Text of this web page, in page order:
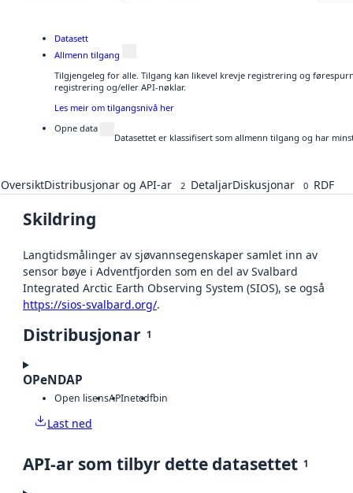
Datasett
Allmenn tilgang
Tilgjengeleg for alle. Tilgang kan likevel krevje registrering og
registrering og/eller API-nøklar.
Les meir om tilgangsnivå her
Opne data
Datasettet er klassifisert som allmenn tilgang og har
OversiktDistribusjonar og API-ar 2 DetaljarDiskusjonar 0 RDF
Skildring
Langtidsmålinger av sjøvannsegenskaper samlet inn av
sensor bøye i Adventfjorden som en del av Svalbard
Integrated Arctic Earth Observing System (SIOS), se også
https://sios-svalbard.org/.
Distribusjonar 1
OPeNDAP
Open lisensAPInetcdfbin
Last ned
API-ar som tilbyr dette datasettet 1